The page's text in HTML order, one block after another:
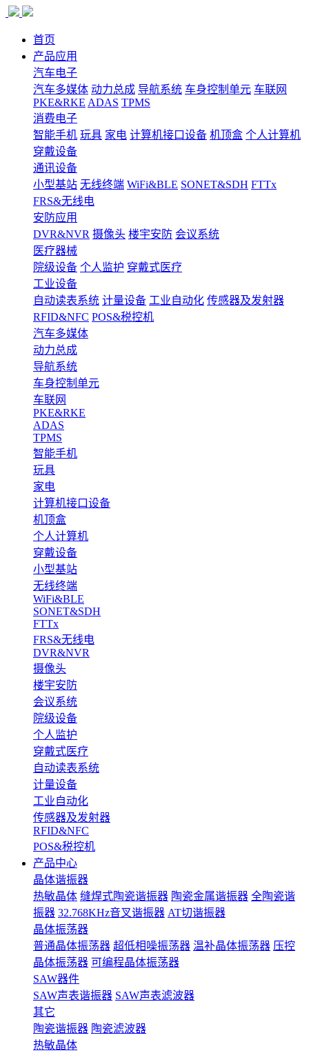
首页
产品应用
汽车电子
汽车多媒体 动力总成 导航系统 车身控制单元 车联网
PKE&RKE ADAS TPMS
消费电子
智能手机 玩具 家电 计算机接口设备 机顶盒 个人计算机
穿戴设备
通讯设备
小型基站 无线终端 WiFi&BLE SONET&SDH FTTx
FRS&无线电
安防应用
DVR&NVR 摄像头 楼宇安防 会议系统
医疗器械
院级设备 个人监护 穿戴式医疗
工业设备
自动读表系统 计量设备 工业自动化 传感器及发射器
RFID&NFC POS&税控机
汽车多媒体
动力总成
导航系统
车身控制单元
车联网
PKE&RKE
ADAS
TPMS
智能手机
玩具
家电
计算机接口设备
机顶盒
个人计算机
穿戴设备
小型基站
无线终端
WiFi&BLE
SONET&SDH
FTTx
FRS&无线电
DVR&NVR
摄像头
楼宇安防
会议系统
院级设备
个人监护
穿戴式医疗
自动读表系统
计量设备
工业自动化
传感器及发射器
RFID&NFC
POS&税控机
产品中心
晶体谐振器
热敏晶体 缝焊式陶瓷谐振器 陶瓷金属谐振器 全陶瓷谐
振器 32.768KHz音叉谐振器 AT切谐振器
晶体振荡器
普通晶体振荡器 超低相噪振荡器 温补晶体振荡器 压控
晶体振荡器 可编程晶体振荡器
SAW器件
SAW声表谐振器 SAW声表滤波器
其它
陶瓷谐振器 陶瓷滤波器
热敏晶体